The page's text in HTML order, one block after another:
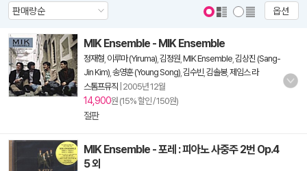
옵션
MIK Ensemble - MIK Ensemble
정재형 이루마 (Yiruma) 김정원 MIK Ensemble 김상진 (Sang-
Jin Kim) 송영훈 (Young Song) 김수빈 김솔봉, 제임스 라
스톰프뮤직 2005년 12월
14,900원 (15% 할인 / 150원)
절판
MIK Ensemble - 포레 : 피아노 사중주 2번 Op.4
5 외